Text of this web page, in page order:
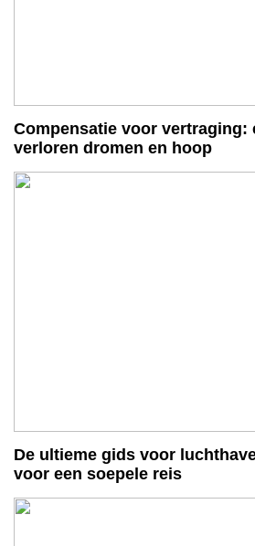
Compensatie voor vertraging:
verloren dromen en hoop
De ultieme gids voor
voor een soepele reis